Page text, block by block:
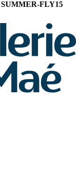
SUMMER-FLY15